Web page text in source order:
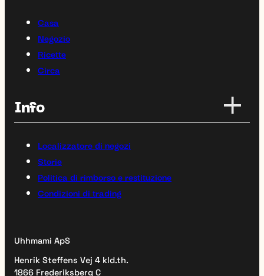
Casa
Negozio
Ricette
Circa
Info
Localizzatore di negozi
Storie
Politica di rimborso e restituzione
Condizioni di trading
Uhhmami ApS
Henrik Steffens Vej 4 kld.th.
1866 Frederiksberg C